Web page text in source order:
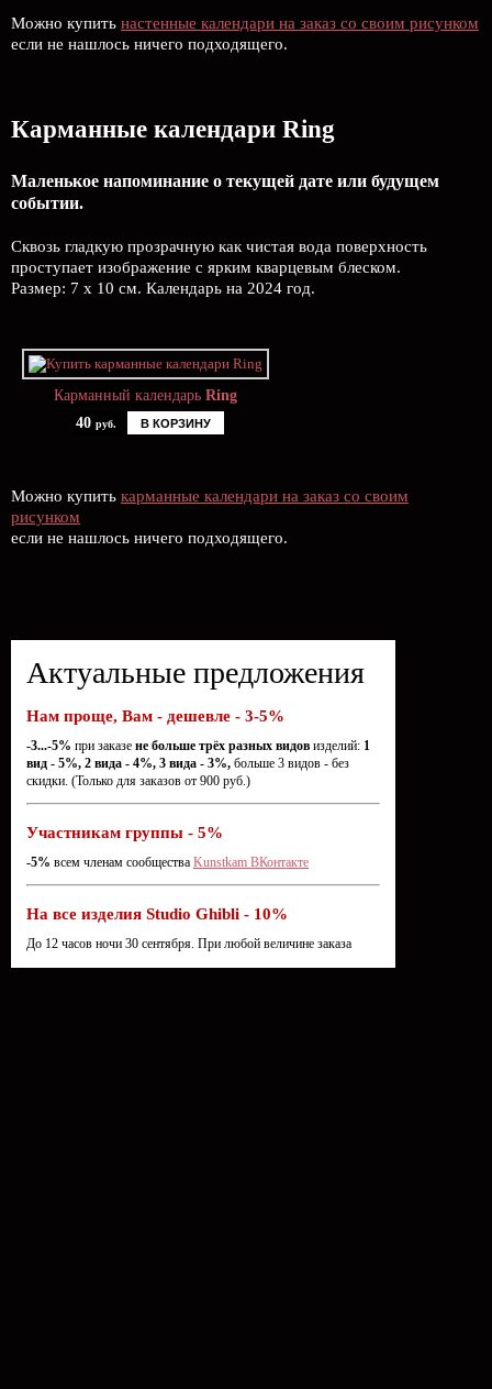
Можно купить настенные календари на заказ со своим рисунком
если не нашлось ничего подходящего.
Карманные календари Ring
Маленькое напоминание о текущей дате или будущем
событии.
Сквозь гладкую прозрачную как чистая вода поверхность
проступает изображение с ярким кварцевым блеском.
Размер: 7 х 10 см. Календарь на 2024 год.
Карманный календарь Ring
40 руб. В КОРЗИНУ
Можно купить карманные календари на заказ со своим
рисунком
если не нашлось ничего подходящего.
Актуальные предложения
Нам проще, Вам - дешевле - 3-5%
-3...-5% при заказе не больше трёх разных видов изделий: 1
вид - 5%, 2 вида - 4%, 3 вида - 3%, больше 3 видов - без
скидки. (Только для заказов от 900 руб.)
Участникам группы - 5%
-5% всем членам сообщества Kunstkam ВКонтакте
На все изделия Studio Ghibli - 10%
До 12 часов ночи 30 сентября. При любой величине заказа